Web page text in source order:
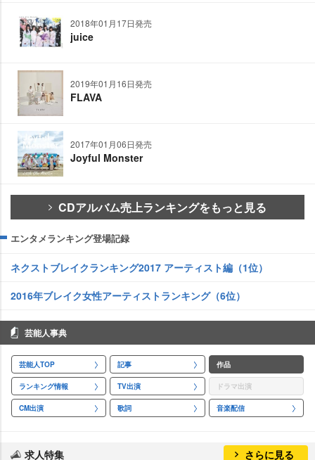
2018年01月17日発売
juice
2019年01月16日発売
FLAVA
2017年01月06日発売
Joyful Monster
CDアルバム売上ランキングをもっと見る
エンタメランキング登場記録
ネクストブレイクランキング2017 アーティスト編（1位）
2016年ブレイク女性アーティストランキング（6位）
芸能人事典
芸能人TOP 記事 作品
ランキング情報 TV出演 ドラマ出演
CM出演 歌詞 音楽配信
求人特集 さらに見る